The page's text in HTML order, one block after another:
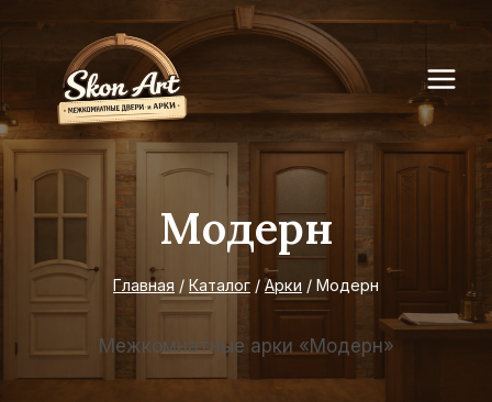
содержимому
Модерн
Главная / Каталог / Арки / Модерн
Межкомнатные арки «Модерн»